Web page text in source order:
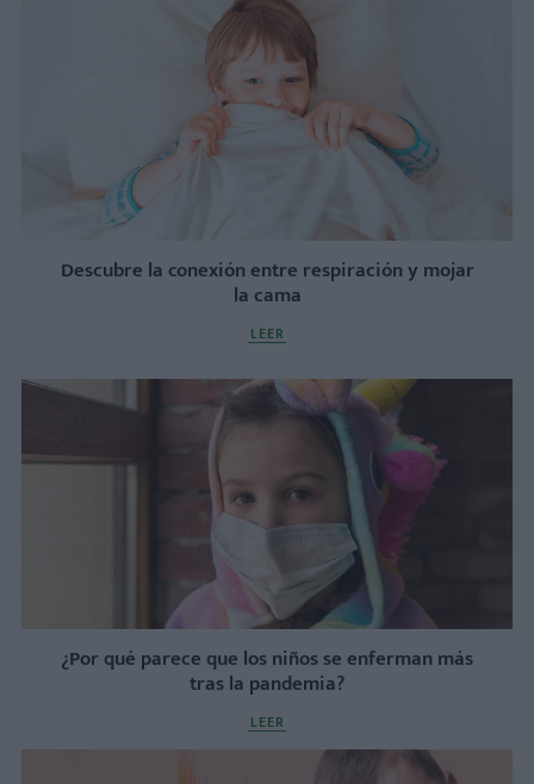
Descubre la conexión entre respiración y mojar
la cama
LEER
¿Por qué parece que los niños se enferman más
tras la pandemia?
LEER